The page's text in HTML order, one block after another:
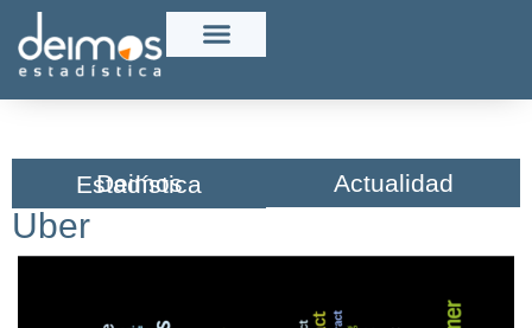
Deimos Estadística​ Actualidad
Uber